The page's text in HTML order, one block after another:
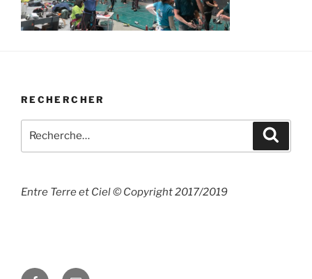
RECHERCHER
pour
Entre Terre et Ciel © Copyright 2017/2019
Facebook
E-